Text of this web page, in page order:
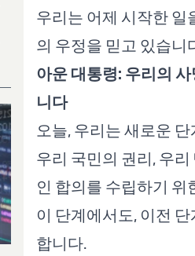
우리는 어제 시작한 일
의 우정을 믿고 있습니
아운 대통령: 우리의
니다
오늘, 우리는 새로운
우리 국민의 권리, 우
인 합의를 수립하기
이 단계에서도, 이전
합니다.